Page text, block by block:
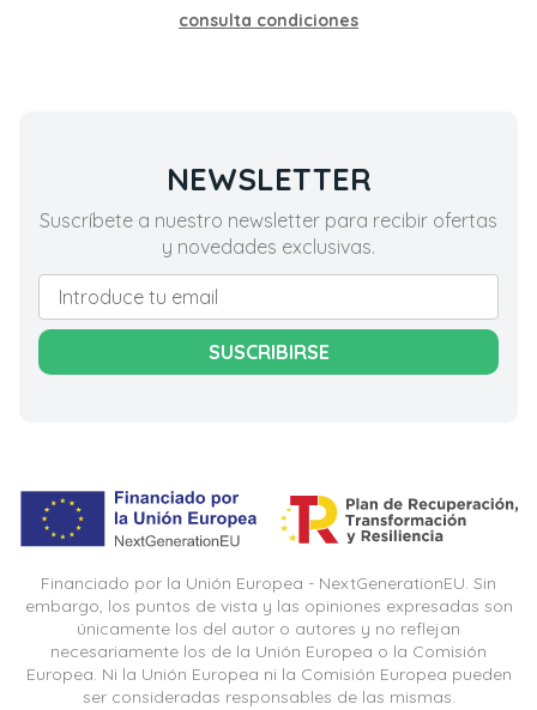
consulta condiciones
NEWSLETTER
Suscríbete a nuestro newsletter para recibir ofertas
y novedades exclusivas.
SUSCRIBIRSE
Financiado por la Unión Europea - NextGenerationEU. Sin
embargo, los puntos de vista y las opiniones expresadas son
únicamente los del autor o autores y no reflejan
necesariamente los de la Unión Europea o la Comisión
Europea. Ni la Unión Europea ni la Comisión Europea pueden
ser consideradas responsables de las mismas.